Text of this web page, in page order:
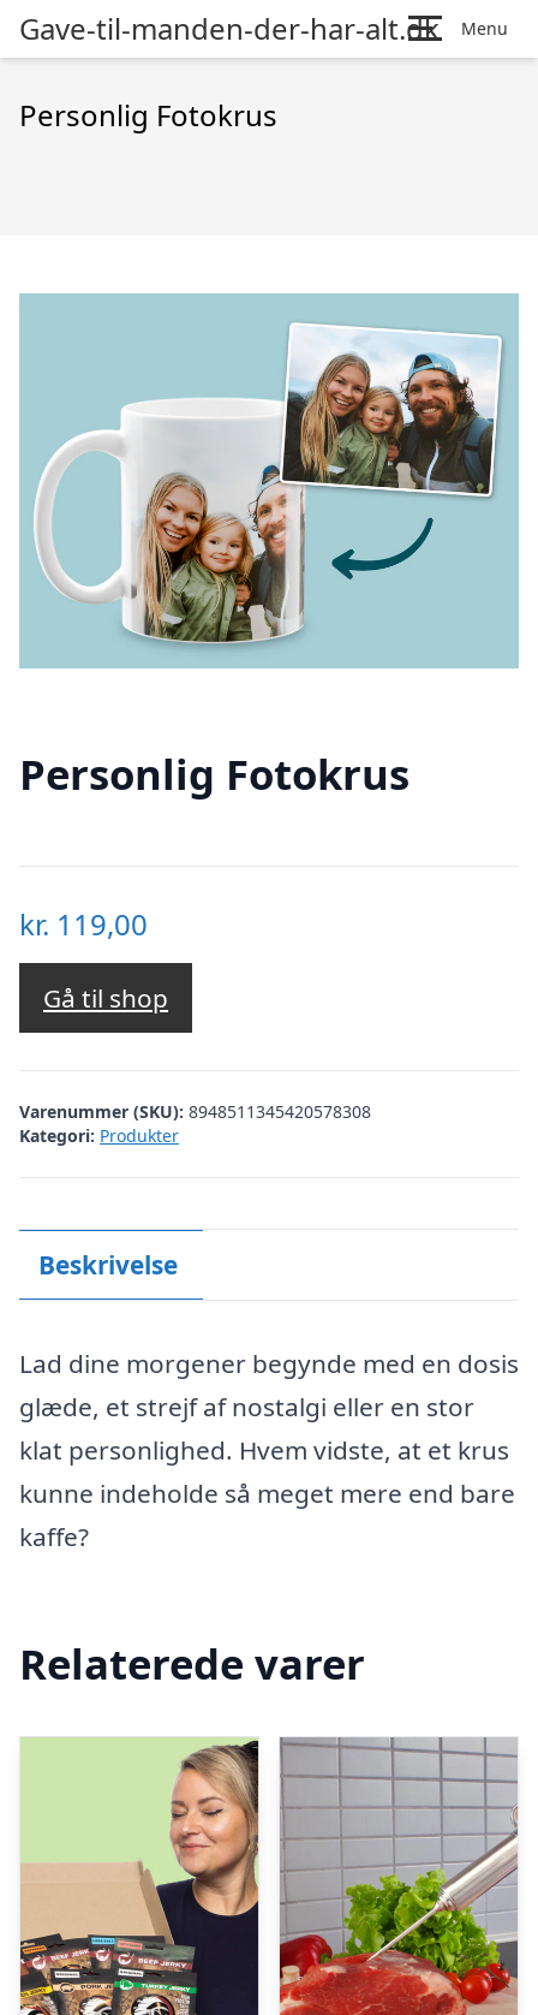
Gave-til-manden-der-har-alt.dk Menu
Personlig Fotokrus
Personlig Fotokrus
kr. 119,00
Gå til shop
Varenummer (SKU): 8948511345420578308
Kategori: Produkter
Beskrivelse
Lad dine morgener begynde med en dosis
glæde, et strejf af nostalgi eller en stor
klat personlighed. Hvem vidste, at et krus
kunne indeholde så meget mere end bare
kaffe?
Relaterede varer